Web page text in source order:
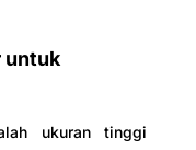
untuk
ukuran tinggi